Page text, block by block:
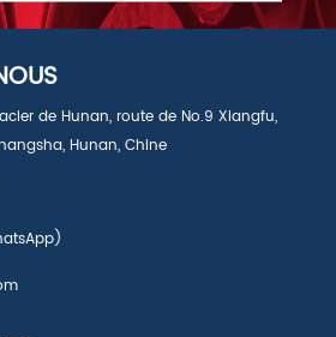
de Hunan, route de No.9 Xiangfu,
Hunan, Chine